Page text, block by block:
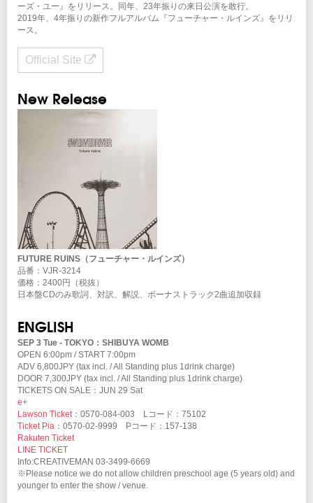
ーズ・ユー』をリリース。同年、23年振りの来日公演を敢行。
2019年、4年振りの新作フルアルバム『フューチャー・ルインズ』をリリ
ース。
Official Site
New Release
FUTURE RUINS（フューチャー・ルインズ）
品番：VJR-3214
価格：2400円（税抜）
日本盤CDのみ歌詞、対訳、解説、ボーナストラック2曲追加収録
ENGLISH
SEP 3 Tue - TOKYO：SHIBUYA WOMB
OPEN 6:00pm / START 7:00pm
ADV 6,800JPY (tax incl. / All Standing plus 1drink charge)
DOOR 7,300JPY (tax incl. / All Standing plus 1drink charge)
TICKETS ON SALE：JUN 29 Sat
e+
Lawson Ticket：0570-084-003 Lコード：75102
Ticket Pia ：0570-02-9999 Pコード：157-138
Rakuten Ticket
LINE TICKET
Info:CREATIVEMAN 03-3499-6669
※Please notice we do not allow children preschool age (5 years old) and
younger to enter the show / venue.